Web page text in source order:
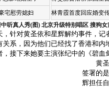
宅慰劳媳妇
林青霞首度回应婚变
听真人秀(图) 北京升级特别唱区 搜狗
对黄圣依和星辉解约事件，记
系，因为他们已经找了香港和内
接下来她要主演张纪中的《碧血
黄圣
签署的
辉担任